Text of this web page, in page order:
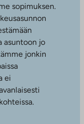
sopimuksen.
asuntoon jo
jonkin
ei